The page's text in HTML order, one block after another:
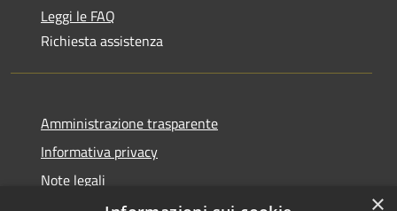
Leggi le FAQ
Richiesta assistenza
Amministrazione trasparente
Informativa privacy
Note legali
×